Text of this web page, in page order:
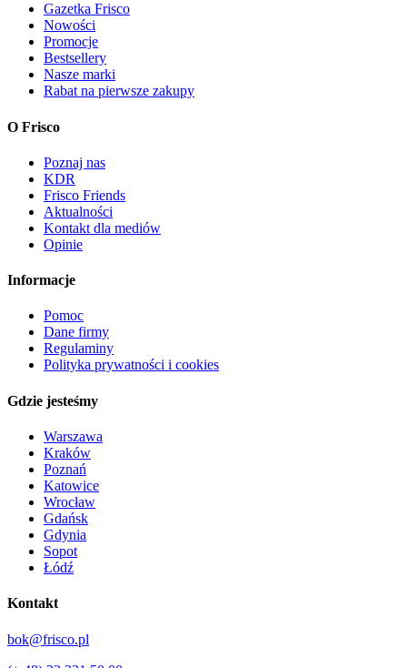
Gazetka Frisco
Nowości
Promocje
Bestsellery
Nasze marki
Rabat na pierwsze zakupy
O Frisco
Poznaj nas
KDR
Frisco Friends
Aktualności
Kontakt dla mediów
Opinie
Informacje
Pomoc
Dane firmy
Regulaminy
Polityka prywatności i cookies
Gdzie jesteśmy
Warszawa
Kraków
Poznań
Katowice
Wrocław
Gdańsk
Gdynia
Sopot
Łódź
Kontakt
bok@frisco.pl